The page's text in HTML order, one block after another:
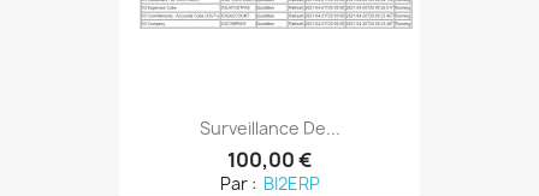
Surveillance De...
100,00 €
Par : BI2ERP